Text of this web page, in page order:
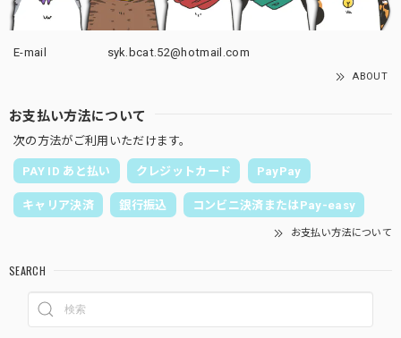
E-mail syk.bcat.52@hotmail.com
ABOUT
お支払い方法について
次の方法がご利用いただけます。
PAY ID あと払い クレジットカード PayPay
キャリア決済 銀行振込 コンビニ決済またはPay-easy
お支払い方法について
SEARCH